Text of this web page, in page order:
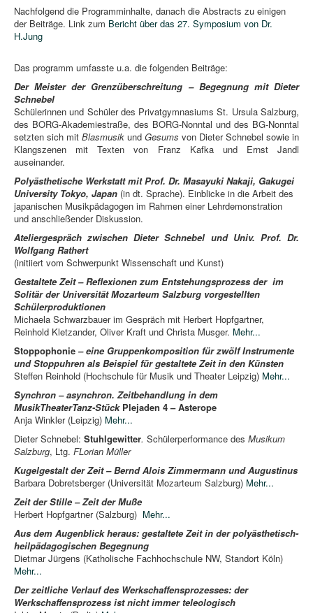
Nachfolgend die Programminhalte, danach die Abstracts zu einigen
der Beiträge. Link zum Bericht über das 27. Symposium von Dr.
H.Jung
Das programm umfasste u.a. die folgenden Beiträge:
Der Meister der Grenzüberschreitung – Begegnung mit Dieter
Schnebel
Schülerinnen und Schüler des Privatgymnasiums St. Ursula Salzburg,
des BORG-Akademiestraße, des BORG-Nonntal und des BG-Nonntal
setzten sich mit Blasmusik und Gesums von Dieter Schnebel sowie in
Klangszenen mit Texten von Franz Kafka und Ernst Jandl
auseinander.
Polyästhetische Werkstatt mit Prof. Dr. Masayuki Nakaji, Gakugei
University Tokyo, Japan (in dt. Sprache). Einblicke in die Arbeit des
japanischen Musikpädagogen im Rahmen einer Lehrdemonstration
und anschließender Diskussion.
Ateliergespräch zwischen Dieter Schnebel und Univ. Prof. Dr.
Wolfgang Rathert
(initiiert vom Schwerpunkt Wissenschaft und Kunst)
Gestaltete Zeit – Reflexionen zum Entstehungsprozess der im
Solitär der Universität Mozarteum Salzburg vorgestellten
Schülerproduktionen
Michaela Schwarzbauer im Gespräch mit Herbert Hopfgartner,
Reinhold Kletzander, Oliver Kraft und Christa Musger. Mehr...
Stoppophonie – eine Gruppenkomposition für zwölf Instrumente
und Stoppuhren als Beispiel für gestaltete Zeit in den Künsten
Steffen Reinhold (Hochschule für Musik und Theater Leipzig) Mehr...
Synchron – asynchron. Zeitbehandlung in dem
MusikTheaterTanz-Stück Plejaden 4 – Asterope
Anja Winkler (Leipzig) Mehr...
Dieter Schnebel: Stuhlgewitter. Schülerperformance des Musikum
Salzburg, Ltg. FLorian Müller
Kugelgestalt der Zeit – Bernd Alois Zimmermann und Augustinus
Barbara Dobretsberger (Universität Mozarteum Salzburg) Mehr...
Zeit der Stille – Zeit der Muße
Herbert Hopfgartner (Salzburg) Mehr...
Aus dem Augenblick heraus: gestaltete Zeit in der polyästhetisch-
heilpädagogischen Begegnung
Dietmar Jürgens (Katholische Fachhochschule NW, Standort Köln)
Mehr...
Der zeitliche Verlauf des Werkschaffensprozesses: der
Werkschaffensprozess ist nicht immer teleologisch